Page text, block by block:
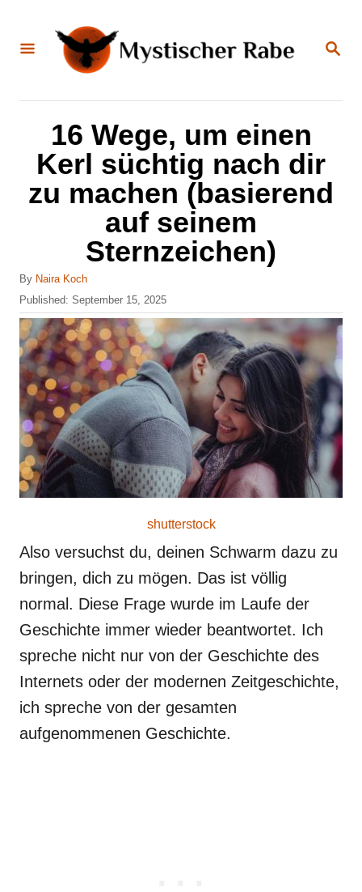
S
E
16 Wege, um einen
Kerl süchtig nach dir
zu machen (basierend
auf seinem
Sternzeichen)
By A
u
t
h
o
r
Naira Koch
P
o
s
t
e
d
o
n
Published: September 15, 2025
shutterstock
Also versuchst du, deinen Schwarm dazu zu
bringen, dich zu mögen. Das ist völlig
normal. Diese Frage wurde im Laufe der
Geschichte immer wieder beantwortet. Ich
spreche nicht nur von der Geschichte des
Internets oder der modernen Zeitgeschichte,
ich spreche von der gesamten
aufgenommenen Geschichte.